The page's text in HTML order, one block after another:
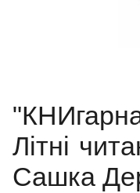
Літні
Сашка